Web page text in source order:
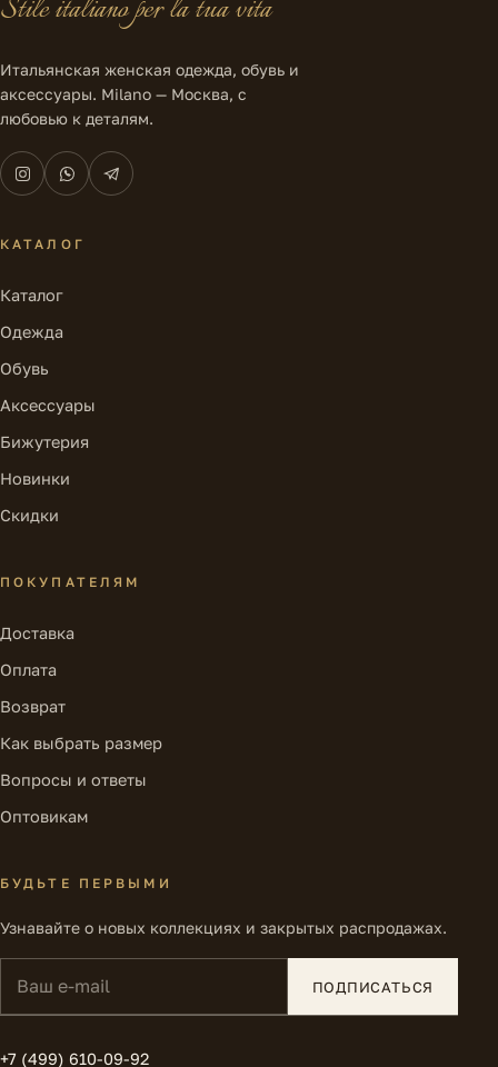
Stile italiano per la tua vita
Итальянская женская одежда, обувь и
аксессуары. Milano — Москва, с
любовью к деталям.
КАТАЛОГ
Каталог
Одежда
Обувь
Аксессуары
Бижутерия
Новинки
Скидки
ПОКУПАТЕЛЯМ
Доставка
Оплата
Возврат
Как выбрать размер
Вопросы и ответы
Оптовикам
БУДЬТЕ ПЕРВЫМИ
Узнавайте о новых коллекциях и закрытых распродажах.
ПОДПИСАТЬСЯ
+7 (499) 610-09-92